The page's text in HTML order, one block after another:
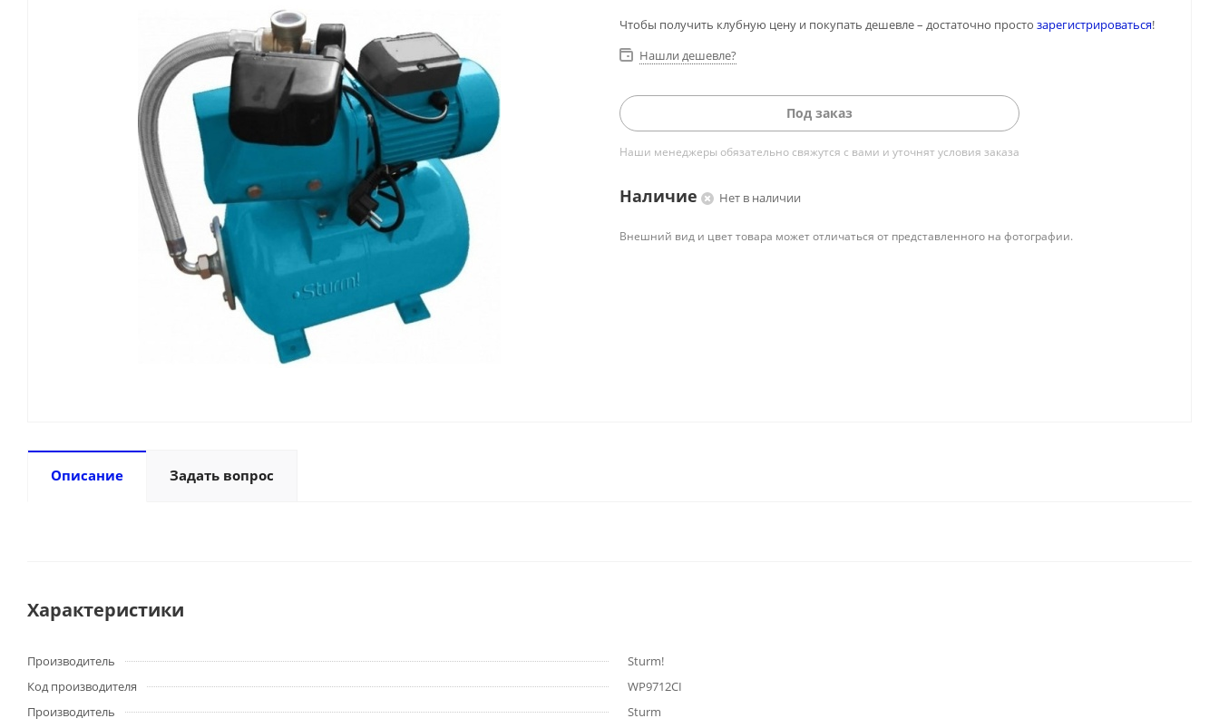
Чтобы получить клубную цену и покупать дешевле – достаточно просто зарегистрироваться!
Нашли дешевле?
Под заказ
Наши менеджеры обязательно свяжутся с вами и уточнят условия заказа
Наличие Нет в наличии
Внешний вид и цвет товара может отличаться от представленного на фотографии.
Описание Задать вопрос
Характеристики
Производитель
Sturm!
Код производителя
WP9712CI
Производитель
Sturm